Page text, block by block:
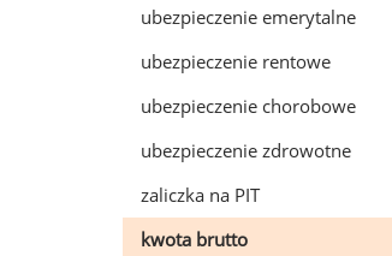
ubezpieczenie emerytalne
ubezpieczenie rentowe
ubezpieczenie chorobowe
ubezpieczenie zdrowotne
zaliczka na PIT
kwota brutto